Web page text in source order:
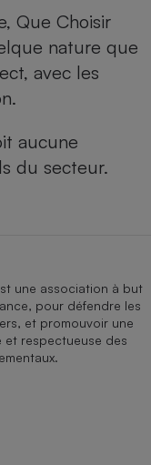
Que Choisir
nature que
avec les
aucune
du secteur.
une association à but
pour défendre les
et promouvoir une
et respectueuse des